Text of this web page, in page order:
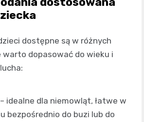
dostępne są w różnych
dopasować do wieku i
idealne dla niemowląt, łatwe w
bezpośrednio do buzi lub do